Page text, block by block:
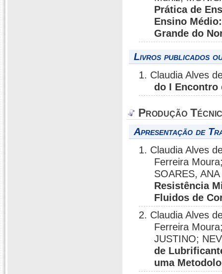
Prática de
Ensino
Grande do
Livros publicados
1. Claudia Alves
do I Encontro
Produção
Apresentação de
1. Claudia Alves
Ferreira
SOARES,
Resistência
Fluidos de
2. Claudia Alves
Ferreira
JUSTINO;
de
uma